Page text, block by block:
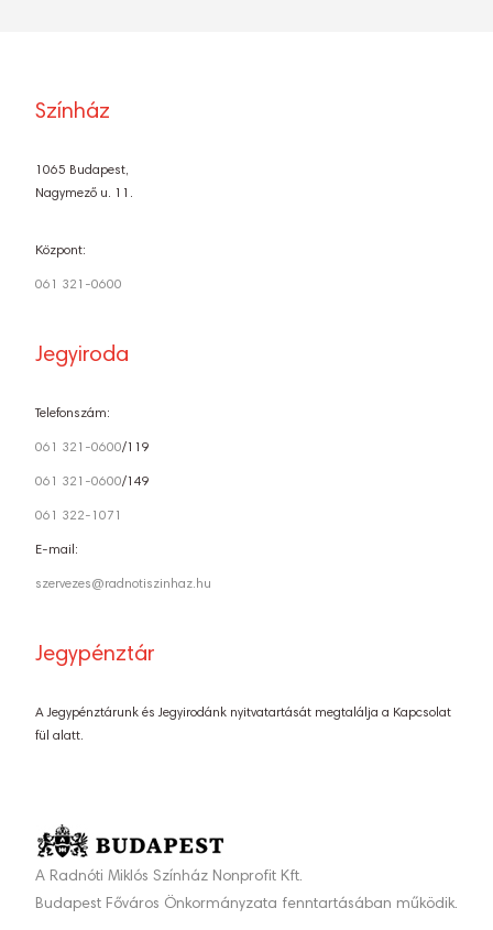
Színház
1065 Budapest,
Nagymező u. 11.
Központ:
061 321-0600
Jegyiroda
Telefonszám:
061 321-0600/119
061 321-0600/149
061 322-1071
E-mail:
szervezes@radnotiszinhaz.hu
Jegypénztár
A Jegypénztárunk és Jegyirodánk nyitvatartását megtalálja a Kapcsolat
fül alatt.
A Radnóti Miklós Színház Nonprofit Kft.
Budapest Főváros Önkormányzata fenntartásában működik.